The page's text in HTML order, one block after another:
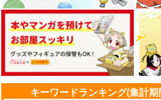
キーワードランキング(集計